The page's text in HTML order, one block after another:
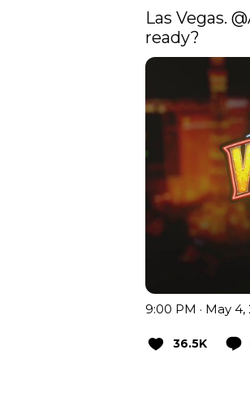
Las Vegas.
ready?
9:00 PM · May 4,
36.5K